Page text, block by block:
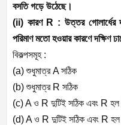
বসতি গড়ে উঠেছে।
(ii) কারণ R : উত্তর গোলার্ধের
পরিমাণ মতো হওয়ার কারণে দক্ষিণ
বিকল্পসমূহ :
(a)শুধুমাত্রAসঠিক
(b)শুধুমাত্র R সঠিক
(c) Aও R দুটিই সঠিক এবং R হল
(d) Aও R দুটিই সঠিক এবং R হল